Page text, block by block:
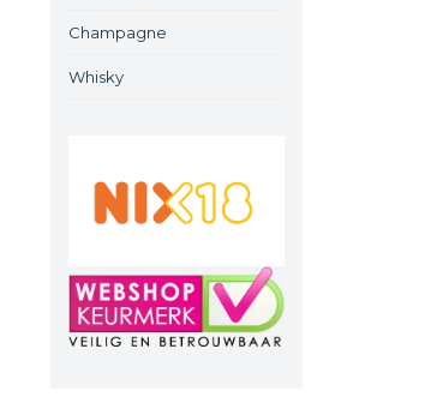
Champagne
Whisky